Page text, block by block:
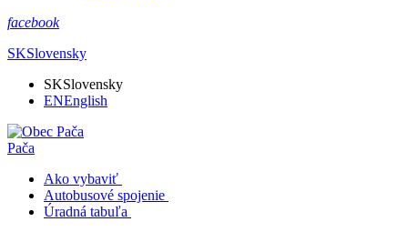
facebook
SKSlovensky
SKSlovensky
ENEnglish
Pača
Ako vybaviť
Autobusové spojenie
Úradná tabuľa